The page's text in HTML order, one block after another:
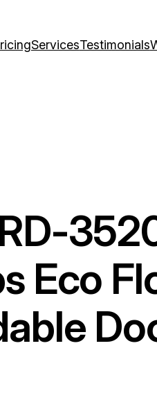
ServicesTestimonials
Eco